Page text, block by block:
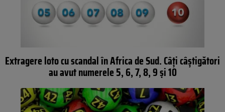
Extragere loto cu scandal în Africa de Sud. Câți câștigători
au avut numerele 5, 6, 7, 8, 9 și 10